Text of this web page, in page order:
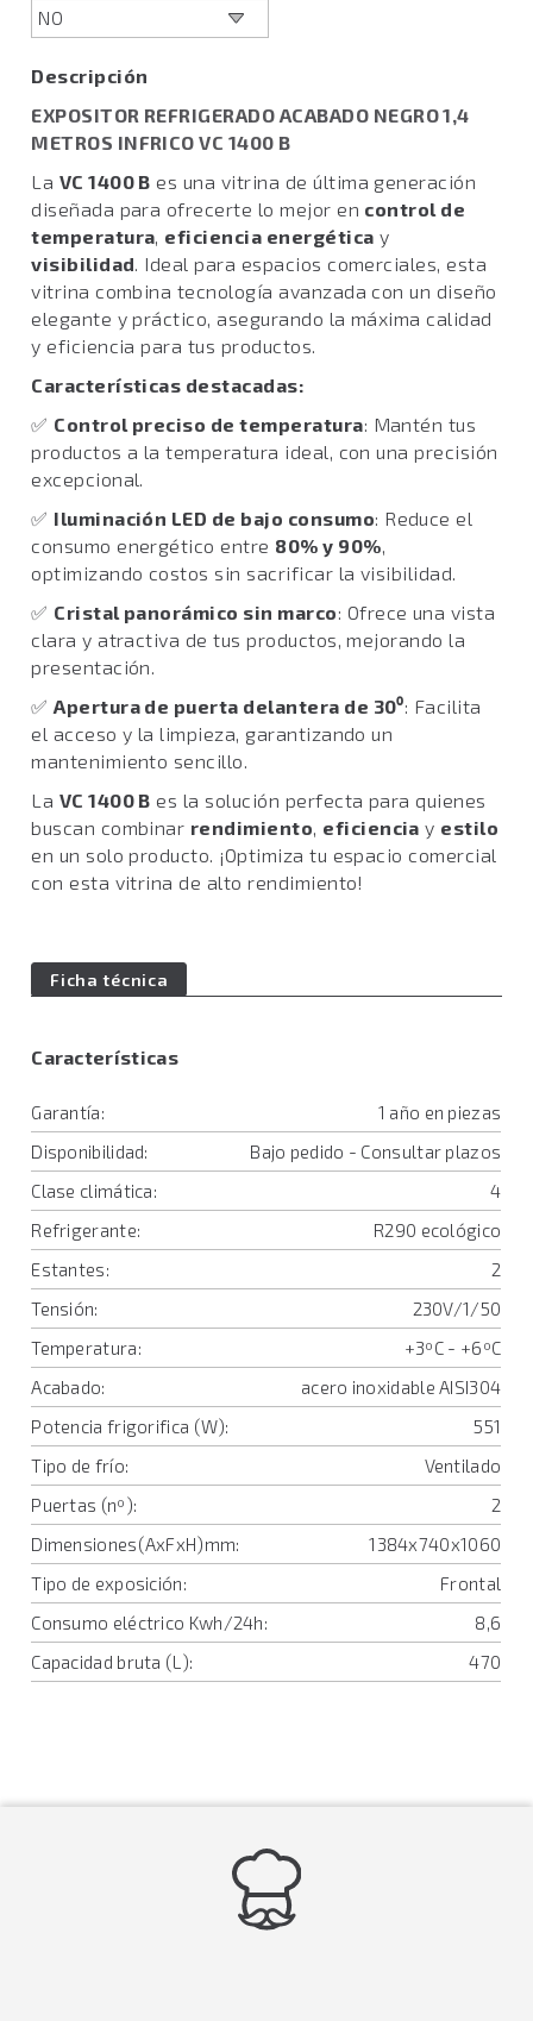
Descripción
EXPOSITOR REFRIGERADO ACABADO NEGRO 1,4
METROS INFRICO VC 1400 B
La VC 1400 B es una vitrina de última generación
diseñada para ofrecerte lo mejor en control de
temperatura, eficiencia energética y
visibilidad. Ideal para espacios comerciales, esta
vitrina combina tecnología avanzada con un diseño
elegante y práctico, asegurando la máxima calidad
y eficiencia para tus productos.
Características destacadas:
✅ Control preciso de temperatura: Mantén tus
productos a la temperatura ideal, con una precisión
excepcional.
✅ Iluminación LED de bajo consumo: Reduce el
consumo energético entre 80% y 90%,
optimizando costos sin sacrificar la visibilidad.
✅ Cristal panorámico sin marco: Ofrece una vista
clara y atractiva de tus productos, mejorando la
presentación.
✅Apertura de puerta delantera de 30⁰: Facilita
el acceso y la limpieza, garantizando un
mantenimiento sencillo.
La VC 1400 B es la solución perfecta para quienes
buscan combinar rendimiento, eficiencia y estilo
en un solo producto. ¡Optimiza tu espacio comercial
con esta vitrina de alto rendimiento!
Ficha técnica
Características
Garantía:
1 año en piezas
Disponibilidad:
Bajo pedido - Consultar plazos
Clase climática:
4
Refrigerante:
R290 ecológico
Estantes:
2
Tensión:
230V/1/50
Temperatura:
+3ºC - +6ºC
Acabado:
acero inoxidable AISI304
Potencia frigorifica (W):
551
Tipo de frío:
Ventilado
Puertas (nº):
2
Dimensiones(AxFxH)mm:
1384x740x1060
Tipo de exposición:
Frontal
Consumo eléctrico Kwh/24h:
8,6
Capacidad bruta (L):
470